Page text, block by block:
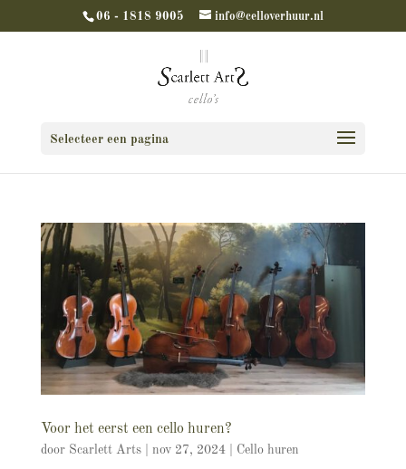
06 - 1818 9005 info@celloverhuur.nl
Selecteer een pagina
Voor het eerst een cello huren?
door Scarlett Arts| nov 27, 2024| Cello huren